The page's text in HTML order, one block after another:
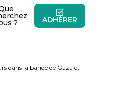
? ADHÉRER
dans la bande de Gaza et